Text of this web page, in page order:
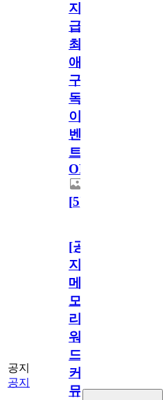
지
급!
최
애
구
독
이
벤
트
OPEN!
[5]
공지
공지
[공
지]
메
모
리
워
드
커
뮤